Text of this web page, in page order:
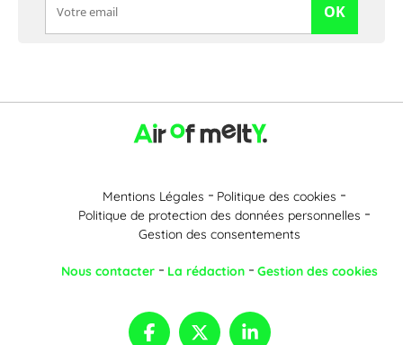
OK
Mentions Légales
Politique des cookies
Politique de protection des données personnelles
Gestion des consentements
Nous contacter La rédaction Gestion des cookies